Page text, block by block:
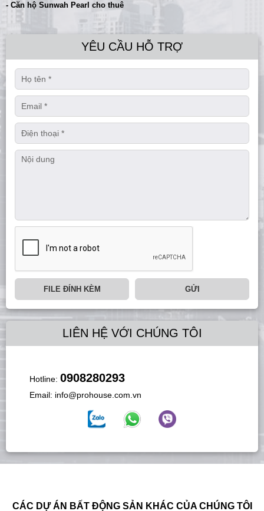
- Căn hộ Sunwah Pearl cho thuê
YÊU CẦU HỖ TRỢ
FILE ĐÍNH KÈM GỬI
LIÊN HỆ VỚI CHÚNG TÔI
Hotline: 0908280293
Email: info@prohouse.com.vn
CÁC DỰ ÁN BẤT ĐỘNG SẢN KHÁC CỦA CHÚNG TÔI